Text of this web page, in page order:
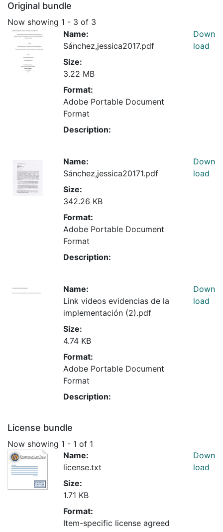
Original bundle
Now showing 1 - 3 of 3
Name:
Sánchez,jessica2017.pdf
Size:
3.22 MB
Format:
Adobe Portable Document
Format
Description:
Down
load
Name:
Sánchez,jessica20171.pdf
Size:
342.26 KB
Format:
Adobe Portable Document
Format
Description:
Down
load
Name:
Link videos evidencias de la
implementación (2).pdf
Size:
4.74 KB
Format:
Adobe Portable Document
Format
Description:
Down
load
License bundle
Now showing 1 - 1 of 1
Name:
license.txt
Size:
1.71 KB
Format:
Item-specific license agreed
Down
load